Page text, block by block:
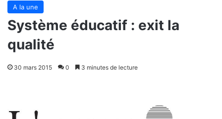
A la une
Système éducatif : exit la
qualité
30 mars 2015 0 3 minutes de lecture